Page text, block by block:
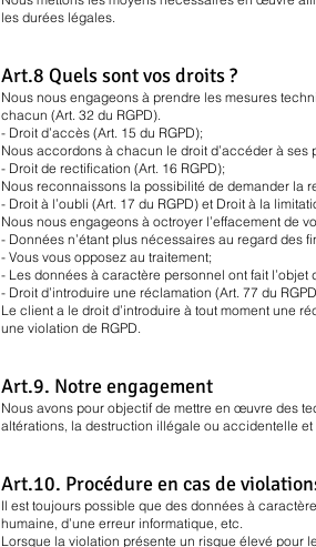
les durées légales.
Art.8 Quels sont vos droits ?
Nous nous engageons à prendre les mesures
chacun (Art. 32 du RGPD).
- Droit d’accès (Art. 15 du RGPD);
Nous accordons à chacun le droit d’accéder à
- Droit de rectification (Art. 16 RGPD);
Nous reconnaissons la possibilité de demander la
- Droit à l’oubli (Art. 17 du RGPD) et Droit à la
Nous nous engageons à octroyer l’effacement de
- Données n’étant plus nécessaires au regard des
- Vous vous opposez au traitement;
- Les données à caractère personnel ont fait l’objet
- Droit d’introduire une réclamation (Art. 77 du
Le client a le droit d’introduire à tout moment une
une violation de RGPD.
Art.9. Notre engagement
Nous avons pour objectif de mettre en œuvre des
altérations, la destruction illégale ou accidentelle
Art.10. Procédure en cas de
Il est toujours possible que des données à
humaine, d’une erreur informatique, etc.
Lorsque la violation présente un risque élevé pour